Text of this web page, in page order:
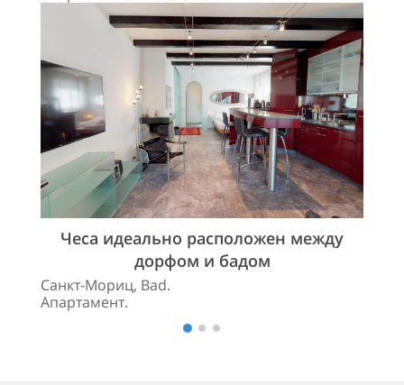
Чеса идеально расположен между
дорфом и бадом
Санкт-Мориц, Bad.
Апартамент.